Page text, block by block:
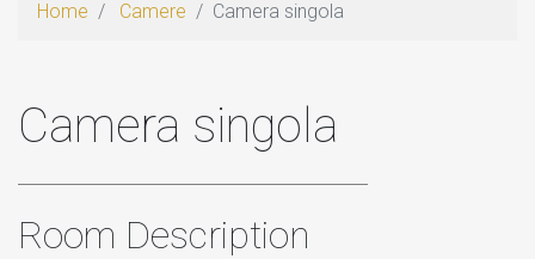
Home Camere Camera singola
Camera singola
Room Description